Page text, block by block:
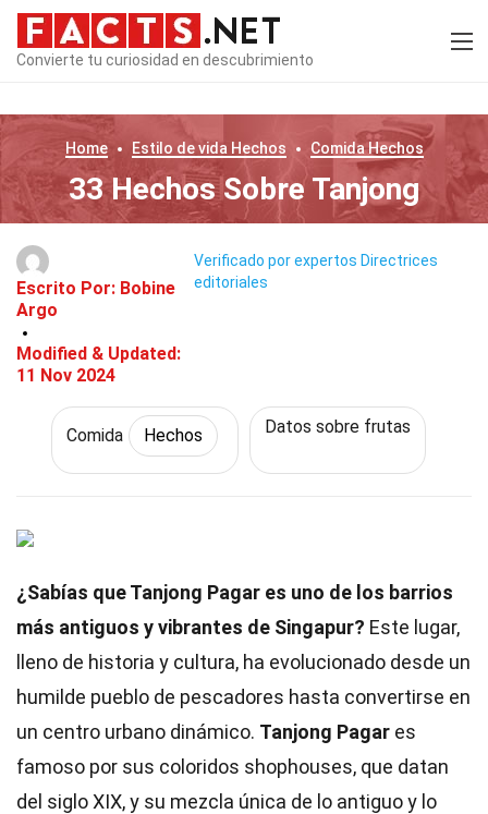
Convierte tu curiosidad en descubrimiento
Home Estilo de vida Hechos ComidaHechos
33 Hechos Sobre Tanjong
Escrito Por: Bobine
Argo
Modified & Updated:
11 Nov 2024
Verificado por expertos Directrices
editoriales
Comida Hechos Datos sobre frutas
¿Sabías que Tanjong Pagar es uno de los barrios
más antiguos y vibrantes de Singapur? Este lugar,
lleno de historia y cultura, ha evolucionado desde un
humilde pueblo de pescadores hasta convertirse en
un centro urbano dinámico. Tanjong Pagar es
famoso por sus coloridos shophouses, que datan
del siglo XIX, y su mezcla única de lo antiguo y lo